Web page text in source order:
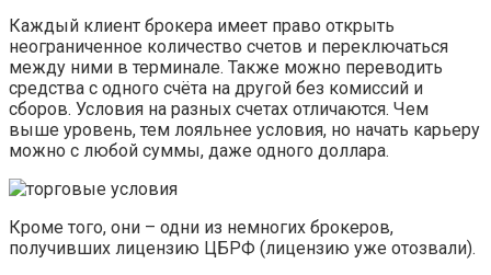
Каждый клиент брокера имеет право открыть
неограниченное количество счетов и переключаться
между ними в терминале. Также можно переводить
средства с одного счёта на другой без комиссий и
сборов. Условия на разных счетах отличаются. Чем
выше уровень, тем лояльнее условия, но начать карьеру
можно с любой суммы, даже одного доллара.
Кроме того, они – одни из немногих брокеров,
получивших лицензию ЦБРФ (лицензию уже отозвали).